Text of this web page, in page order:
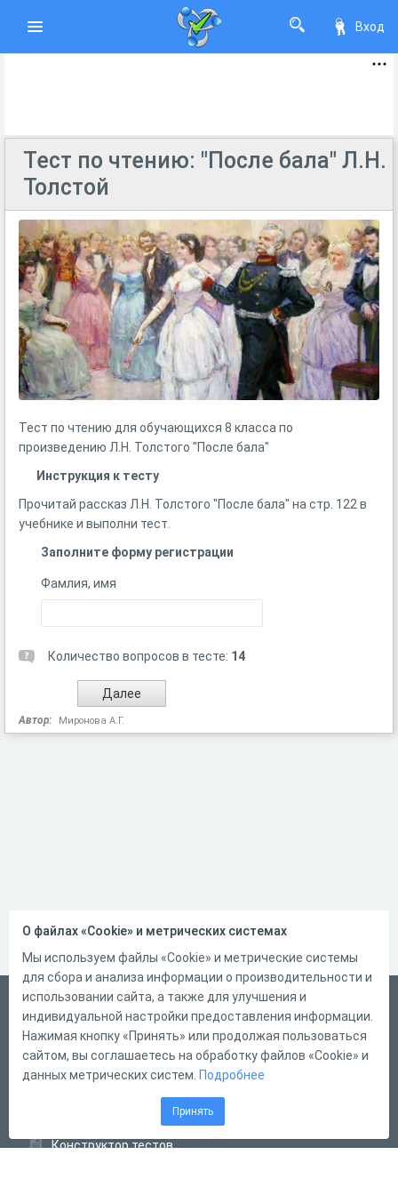
Вход
Тест по чтению: "После бала" Л.Н.
Толстой
Тест по чтению для обучающихся 8 класса по
произведению Л.Н. Толстого "После бала"
Инструкция к тесту
Прочитай рассказ Л.Н. Толстого "После бала" на стр. 122 в
учебнике и выполни тест.
Заполните форму регистрации
Фамлия, имя
Количество вопросов в тесте: 14
Автор: Миронова А.Г.
Русский
Справка
Форма обратной связи
Конструктор тестов
О файлах «Cookie» и метрических системах
Мы используем файлы «Cookie» и метрические системы
для сбора и анализа информации о производительности и
использовании сайта, а также для улучшения и
индивидуальной настройки предоставления информации.
Нажимая кнопку «Принять» или продолжая пользоваться
сайтом, вы соглашаетесь на обработку файлов «Cookie» и
данных метрических систем. Подробнее
Принять